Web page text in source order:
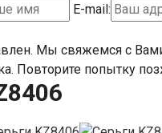
E-mail:
Мы свяжемся с
Повторите попытку